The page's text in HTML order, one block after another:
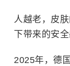
人越老，皮
下带来的安
2025年，德